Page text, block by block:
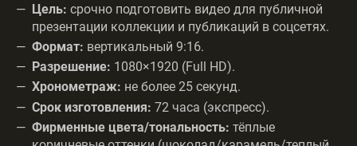
Цель: срочно подготовить видео для публичной
презентации коллекции и публикаций в соцсетях.
Формат: вертикальный 9:16.
Разрешение: 1080×1920 (Full HD).
Хронометраж: не более 25 секунд.
Срок изготовления: 72 часа (экспресс).
Фирменные цвета/тональность: тёплые